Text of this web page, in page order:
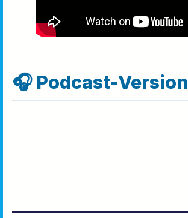
🎧 Podcast-Version